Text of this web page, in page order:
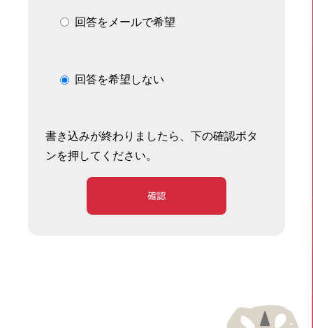
回答をメールで希望
回答を希望しない
書き込みが終わりましたら、下の確認ボタ
ンを押してください。
確認